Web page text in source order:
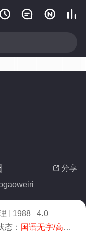
  
 分享
1988
4.0
态： 国语无字/高清